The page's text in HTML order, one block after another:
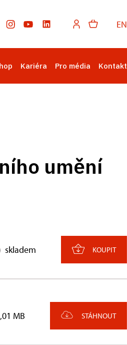
EN
Kariéra Pro média Kontakt
umění
skladem KOUPIT
MB STÁHNOUT